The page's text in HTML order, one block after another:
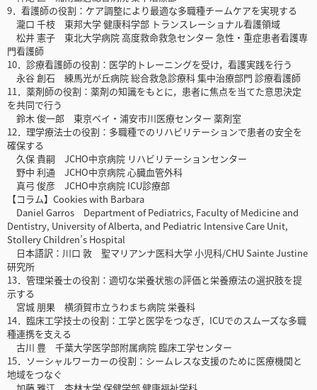
9．看護師の役割：ケア調整により最適な多職種チームケアを実現する
瀧口 千枝 東邦大学 健康科学部 トランスレーショナル看護領域
松井 憲子 東北大学病院 高度救命救急センター 急性・重症患者看護専
門看護師
10．診療看護師の役割：医学的トレーニングを受け，看護実践を行う
永谷 創石 練馬光が丘病院 総合救急診療科 集中治療部門 診療看護師
11．薬剤師の役割：薬剤の知識をもとに，患者に焦点を当てた意思決定
を共同で行う
鈴木 俊一郎 東京ベイ・浦安市川医療センター 薬剤室
12．理学療法士の役割：多職種でのリハビリテーションで患者の安全を
確保する
久保 貴嗣 JCHO中京病院 リハビリテーションセンター
野中 利通 JCHO中京病院 心臓血管外科
真弓 俊彦 JCHO中京病院 ICU診療部
【コラム】Cookies with Barbara
Daniel Garros Department of Pediatrics, Faculty of Medicine and
Dentistry, University of Alberta, and Pediatric Intensive Care Unit,
Stollery Children’s Hospital
日本語訳：川口 敦 聖マリアンナ医科大学 小児科/CHU Sainte Justine
研究所
13．管理栄養士の役割：適切な栄養状態の評価と栄養療法の選択肢を提
示する
宮城 朋果 横須賀市立うわまち病院 栄養科
14．臨床工学技士の役割：工学と医学をつなぎ，ICUでのスムーズな多職
種連携を支える
古川 豊 千葉大学医学部附属病院 臨床工学センター
15．ソーシャルワーカーの役割：シームレスな支援のために医療機関と
地域をつなぐ